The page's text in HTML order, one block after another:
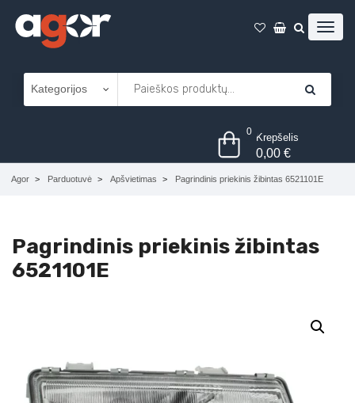
0 Krepšelis
0,00€
Agor Parduotuvė Apšvietimas Pagrindinis priekinis žibintas 6521101E
Pagrindinis priekinis žibintas
6521101E